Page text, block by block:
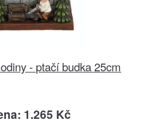
- ptačí budka 25cm
1.265 Kč